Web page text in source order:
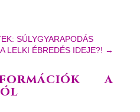
SÚLYGYARAPODÁS
LELKI ÉBREDÉS IDEJE?! →
a